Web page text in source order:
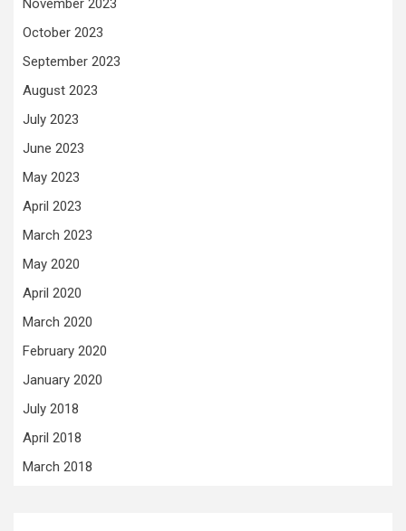
November 2023
October 2023
September 2023
August 2023
July 2023
June 2023
May 2023
April 2023
March 2023
May 2020
April 2020
March 2020
February 2020
January 2020
July 2018
April 2018
March 2018